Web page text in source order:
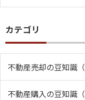
カテゴリ
不動産売却の豆知識（
不動産購入の豆知識（